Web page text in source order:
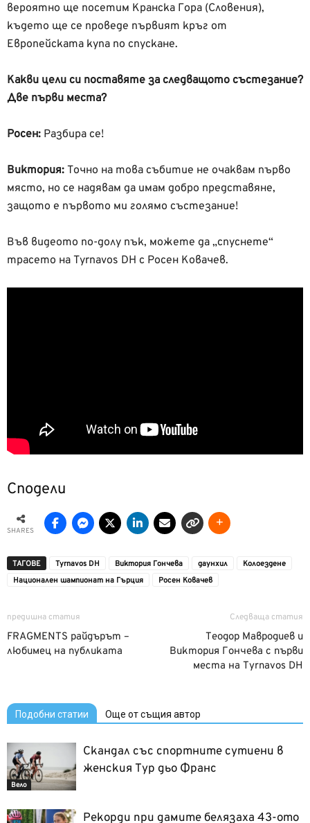
вероятно ще посетим Кранска Гора (Словения),
където ще се проведе първият кръг от
Европейската купа по спускане.
Какви цели си поставяте за следващото състезание?
Две първи места?
Росен: Разбира се!
Виктория: Точно на това събитие не очаквам първо
място, но се надявам да имам добро представяне,
защото е първото ми голямо състезание!
Във видеото по-долу пък, можете да „спуснете“
трасето на Tyrnavos DH с Росен Ковачев.
Сподели
SHARES
ТАГОВЕ Tyrnavos DH Виктория Гончева даунхил
Колоездене
Национален шампионат на Гърция
Росен Ковачев
предишна статия
FRAGMENTS райдърът –
любимец на публиката
Следваща статия
Теодор Мавродиев и
Виктория Гончева с първи
места на Tyrnavos DH
Подобни статии Още от същия автор
Вело
Скандал със спортните сутиени в
женския Тур дьо Франс
Рекорди при дамите белязаха 43-ото